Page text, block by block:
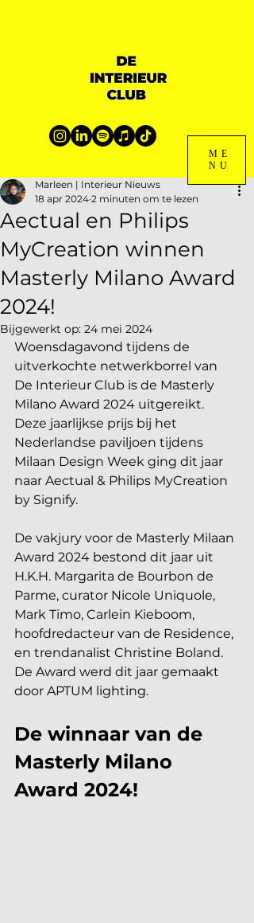
ME
NU
Aectual en Philips
MyCreation winnen
Masterly Milano Award
2024!
Marleen | Interieur Nieuws
18 apr 2024 2 minuten om te lezen
Bijgewerkt op: 24 mei 2024
Woensdagavond tijdens de
uitverkochte netwerkborrel van
De Interieur Club is de Masterly
Milano Award 2024 uitgereikt.
Deze jaarlijkse prijs bij het
Nederlandse paviljoen tijdens
Milaan Design Week ging dit jaar
naar Aectual & Philips MyCreation
by Signify.
De vakjury voor de Masterly Milaan
Award 2024 bestond dit jaar uit
H.K.H. Margarita de Bourbon de
Parme, curator Nicole Uniquole,
Mark Timo, Carlein Kieboom,
hoofdredacteur van de Residence,
en trendanalist Christine Boland.
De Award werd dit jaar gemaakt
door APTUM lighting.
De winnaar van de
Masterly Milano
Award 2024!